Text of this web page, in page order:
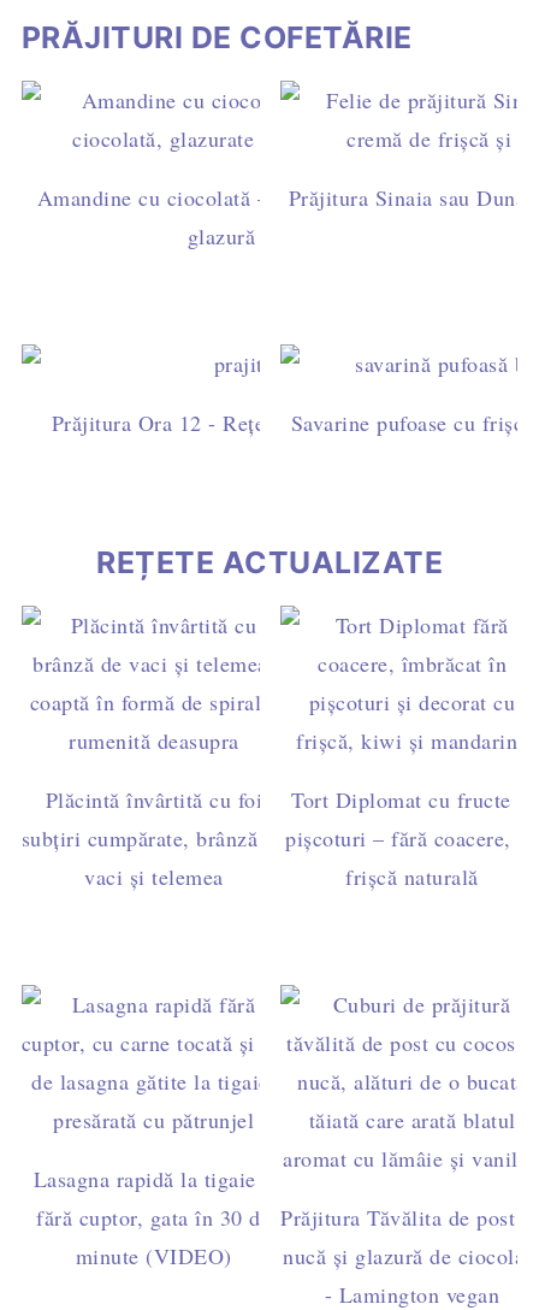
PRĂJITURI DE COFETĂRIE
Amandine cu ciocolată – rețetă ușoară de casă, cu
glazură simplă (fără fondant)
Prăjitura Sinaia sau
Prăjitura Ora 12 - Rețetă ușoară cu blat de cacao,
Savarine pufoase cu
REȚETE ACTUALIZATE
Plăcintă învârtită cu foi
subțiri cumpărate, brânză de
vaci și telemea
Tort Diplomat cu fructe și
pișcoturi – fără coacere, cu
frișcă naturală
Lasagna rapidă la tigaie –
fără cuptor, gata în 30 de
minute (VIDEO)
Prăjitura Tăvălita de post
nucă și glazură de
- Lamington vegan